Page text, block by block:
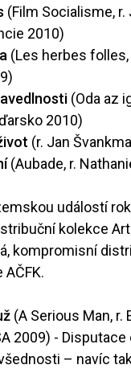
(Film Socialisme, r.
2010)
(Les herbes folles,
(Oda az
2010)
(r. Jan
(Aubade, r.
událostí
kolekce
kompromisní
(A Serious Man, r.
2009) -
– navíc